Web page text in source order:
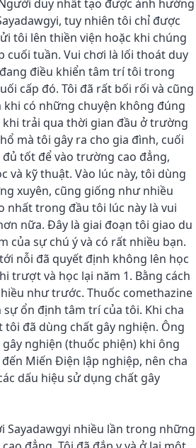
duy nhất tạo được ảnh hưởng
tuy nhiên tôi chỉ được
tôi lên thiền viện hoặc khi chúng
cuối tuần. Vui chơi là lối thoát duy
điều khiển tâm trí tôi trong
cấp đó. Tôi đã rất bối rối và cũng
có những chuyện không đúng
khi trải qua thời gian đầu ở trường
mà tôi gây ra cho gia đình, cuối
tốt để vào trường cao đẳng,
và kỹ thuật. Vào lúc này, tôi dùng
xuyên, cũng giống như nhiều
nhất trong đầu tôi lúc này là vui
nữa. Đây là giai đoạn tôi giao du
của sự chú ý và có rất nhiều bạn.
nỗi đã quyết định không lên học
trượt và học lại năm 1. Bằng cách
như trước. Thuốc comethazine
ổn định tâm trí của tôi. Khi cha
đã dùng chất gây nghiện. Ông
nghiện (thuốc phiện) khi ông
Miến Điện lập nghiệp, nên cha
dấu hiệu sử dụng chất gây
Sayadawgyi nhiều lần trong những